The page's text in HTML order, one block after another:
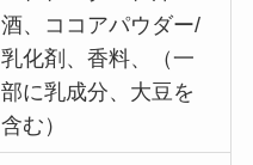
酒、ココアパウダー/
乳化剤、香料、（一
部に乳成分、大豆を
含む）